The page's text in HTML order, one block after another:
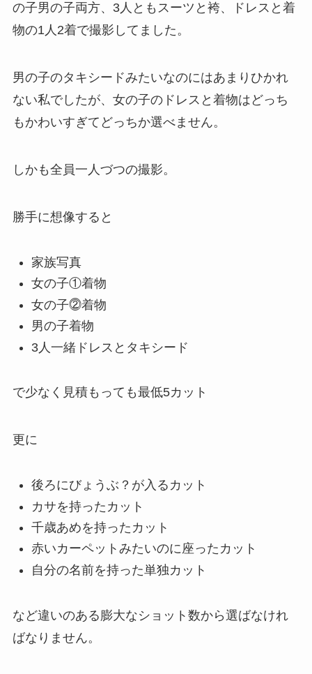
の子男の子両方、3人ともスーツと袴、ドレスと着
物の1人2着で撮影してました。
男の子のタキシードみたいなのにはあまりひかれ
ない私でしたが、女の子のドレスと着物はどっち
もかわいすぎてどっちか選べません。
しかも全員一人づつの撮影。
勝手に想像すると
家族写真
女の子①着物
女の子⓶着物
男の子着物
3人一緒ドレスとタキシード
で少なく見積もっても最低5カット
更に
後ろにびょうぶ？が入るカット
カサを持ったカット
千歳あめを持ったカット
赤いカーペットみたいのに座ったカット
自分の名前を持った単独カット
など違いのある膨大なショット数から選ばなけれ
ばなりません。